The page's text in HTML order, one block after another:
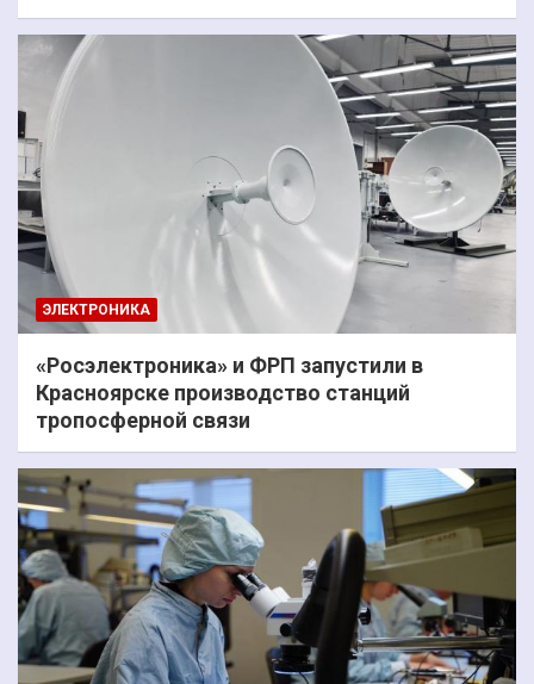
ЭЛЕКТРОНИКА
«Росэлектроника» и ФРП запустили в
Красноярске производство станций
тропосферной связи